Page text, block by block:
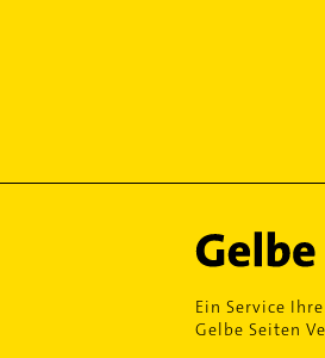
Ein Service
Gelbe Seiten